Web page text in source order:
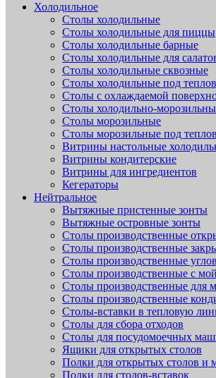
Холодильное
Столы холодильные
Столы холодильные для пиццы
Столы холодильные барные
Столы холодильные для
Столы холодильные сквозные
Столы холодильные под
Столы с охлаждаемой
Столы холодильно-
Столы морозильные
Столы морозильные под
Витрины настольные
Витрины кондитерские
Витрины для ингредиентов
Кегераторы
Нейтральное
Вытяжные пристенные зонты
Вытяжные островные зонты
Столы производственные
Столы производственные
Столы производственные
Столы производственные с
Столы производственные для
Столы производственные
Столы-вставки в тепловую
Столы для сбора отходов
Столы для посудомоечных
Ящики для открытых столов
Полки для открытых столов и
Полки для столов-вставок